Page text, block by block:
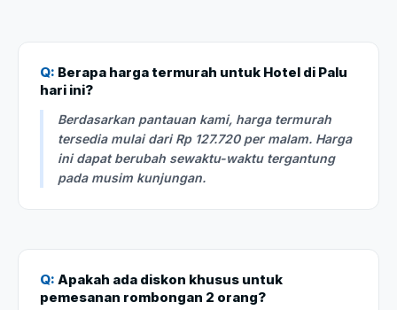
Q: Berapa harga termurah untuk Hotel di Palu
hari ini?
Berdasarkan pantauan kami, harga termurah
tersedia mulai dari Rp 127.720 per malam. Harga
ini dapat berubah sewaktu-waktu tergantung
pada musim kunjungan.
Q: Apakah ada diskon khusus untuk
pemesanan rombongan 2 orang?